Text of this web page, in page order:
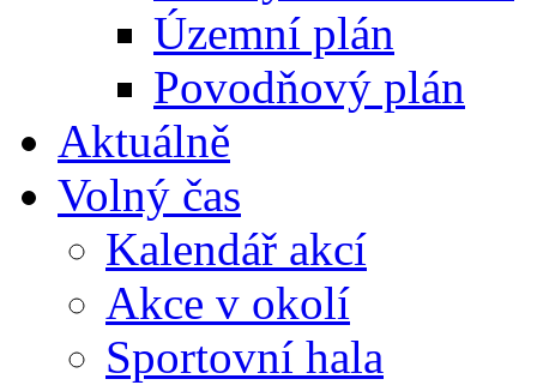
Územní plán
Povodňový plán
Aktuálně
Volný čas
Kalendář akcí
Akce v okolí
Sportovní hala